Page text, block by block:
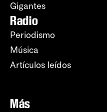
Gigantes
Radio
Periodismo
Música
Artículos leídos
Más